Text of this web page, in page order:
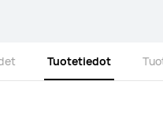
Tuotetiedot